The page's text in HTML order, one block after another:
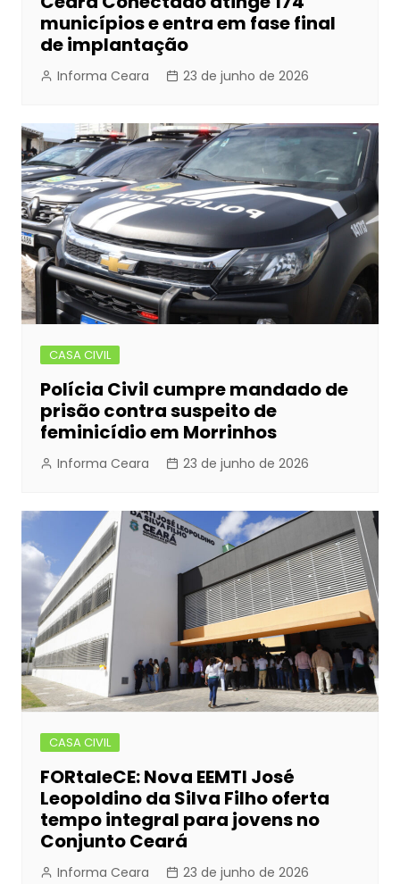
municípios e entra em fase final
de implantação
Informa Ceara 23 de junho de 2026
CASA CIVIL
Polícia Civil cumpre mandado de
prisão contra suspeito de
feminicídio em Morrinhos
Informa Ceara 23 de junho de 2026
CASA CIVIL
FORtaleCE: Nova EEMTI José
Leopoldino da Silva Filho oferta
tempo integral para jovens no
Conjunto Ceará
Informa Ceara 23 de junho de 2026